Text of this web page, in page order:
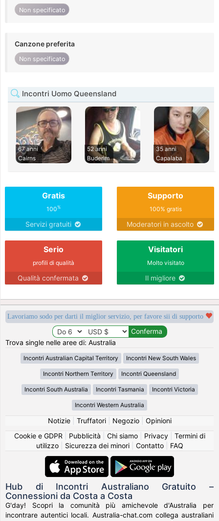
Non specificato
Canzone preferita
Non specificato
Incontri Uomo Queensland
67 anni
Cairns
52 anni
Buderim
35 anni
Capalaba
Gratis
100%
Servizi gratuiti
Supporto
100% gratis
Moderatori in ascolto
Serio
profili di qualità
Qualità confermata
Visitatori
Molto visitato
Il migliore
Lavoriamo sodo per darti il miglior servizio, per favore sii di supporto
Trova single nelle aree di: Australia
Incontri Australian Capital Territory Incontri New South Wales
Incontri Northern Territory Incontri Queensland
Incontri South Australia Incontri Tasmania Incontri Victoria
Incontri Western Australia
Notizie| Truffatori| Negozio| Opinioni
Cookie e GDPR
Pubblicità Chi siamo| Privacy| Termini di
utilizzo| Sicurezza dei minori| Contatto| FAQ
Hub di Incontri Australiano Gratuito –
Connessioni da Costa a Costa
G'day! Scopri la comunità più amichevole d'Australia per
incontrare autentici locali. Australia-chat.com collega australiani